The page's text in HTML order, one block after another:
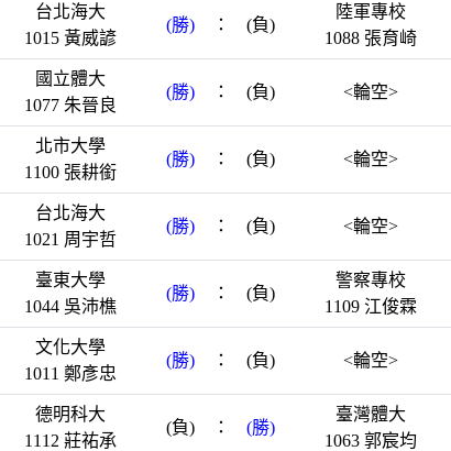
台北海大
1015 黃威諺
(勝) ： (負)
陸軍專校
1088 張育崎
國立體大
1077 朱晉良
(勝) ： (負) <輪空>
北市大學
1100 張耕銜
(勝) ： (負) <輪空>
台北海大
1021 周宇哲
(勝) ： (負) <輪空>
臺東大學
1044 吳沛樵
(勝) ： (負)
警察專校
1109 江俊霖
文化大學
1011 鄭彥忠
(勝) ： (負) <輪空>
德明科大
1112 莊祐承
(負) ： (勝)
臺灣體大
1063 郭宸均